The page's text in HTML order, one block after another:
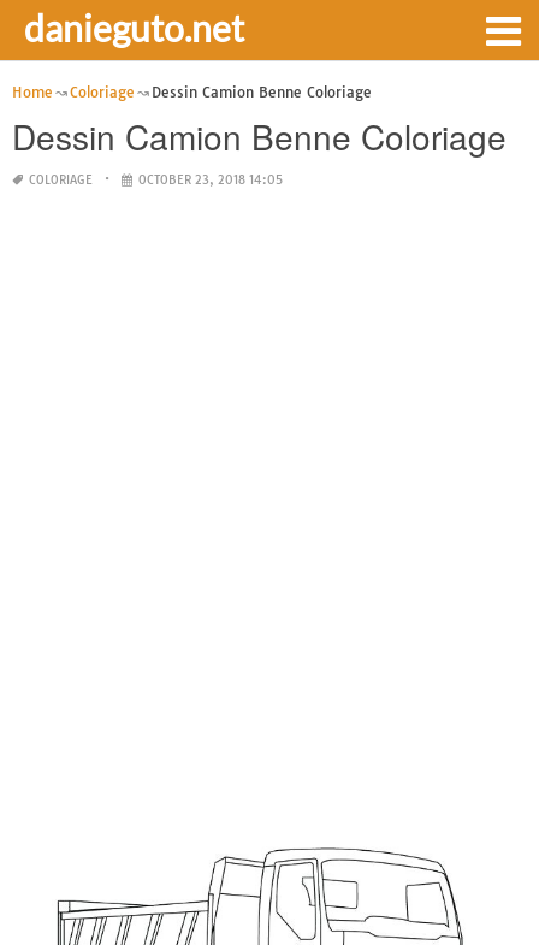
danieguto.net
Home Coloriage Dessin Camion Benne Coloriage
Dessin Camion Benne Coloriage
COLORIAGE OCTOBER 23, 2018 14:05